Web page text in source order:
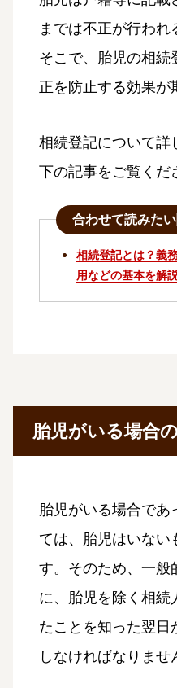
までは不正が行われ
そこで、胎児の相続
正を防止する効果が
相続登記について詳
下の記事をご覧くだ
合わせて読みた
相続登記とは？義
用などの基本を解
胎児がいる場合
胎児がいる場合であ
ては、胎児はいない
す。そのため、一般
に、胎児を除く相続
たことを知った翌日
しなければなりませ